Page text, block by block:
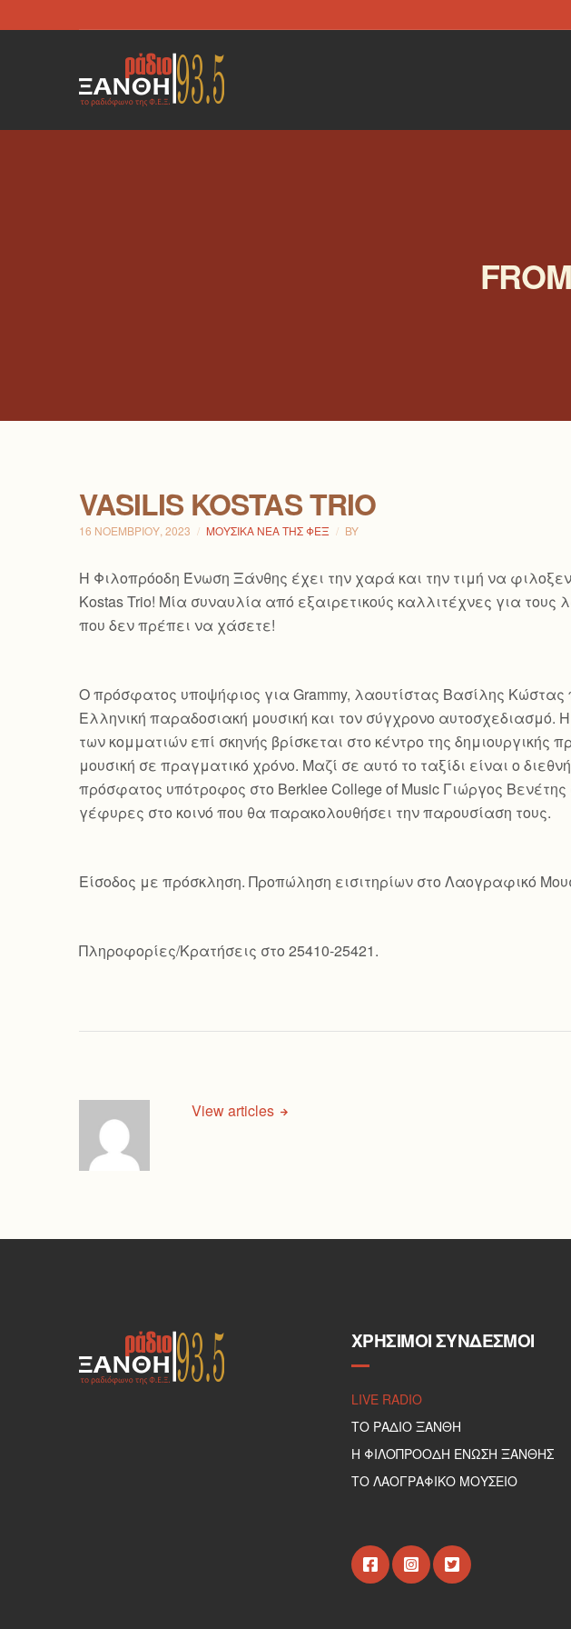
VASILIS KOSTAS TRIO
16 ΝΟΕΜΒΡΊΟΥ, 2023 ΜΟΥΣΙΚΆ ΝΈΑ ΤΗΣ ΦΕΞ BY
H Φιλοπρόοδη Ένωση Ξάνθης έχει την χαρά και την τιμή να
Kostas Trio! Μία συναυλία από εξαιρετικούς καλλιτέχνες για
που δεν πρέπει να χάσετε!
Ο πρόσφατος υποψήφιος για Grammy, λαουτίστας Βασίλης Κώστας
Ελληνική παραδοσιακή μουσική και τον σύγχρονο αυτοσχεδιασμό.
των κομματιών επί σκηνής βρίσκεται στο κέντρο της
μουσική σε πραγματικό χρόνο. Μαζί σε αυτό το ταξίδι είναι ο
πρόσφατος υπότροφος στο Berklee College of Music Γιώργος
γέφυρες στο κοινό που θα παρακολουθήσει την παρουσίαση τους.
Είσοδος με πρόσκληση. Προπώληση εισιτηρίων στο Λαογραφικό
Πληροφορίες/Κρατήσεις στο 25410-25421.
View articles
ΧΡΉΣΙΜΟΙ ΣΎΝΔΕΣΜΟΙ
LIVE RADIO
ΤΟ ΡΑΔΙΟ ΞΑΝΘΗ
Η ΦΙΛΟΠΡΟΟΔΗ ΕΝΩΣΗ ΞΑΝΘΗΣ
ΤΟ ΛΑΟΓΡΑΦΙΚΟ ΜΟΥΣΕΙΟ